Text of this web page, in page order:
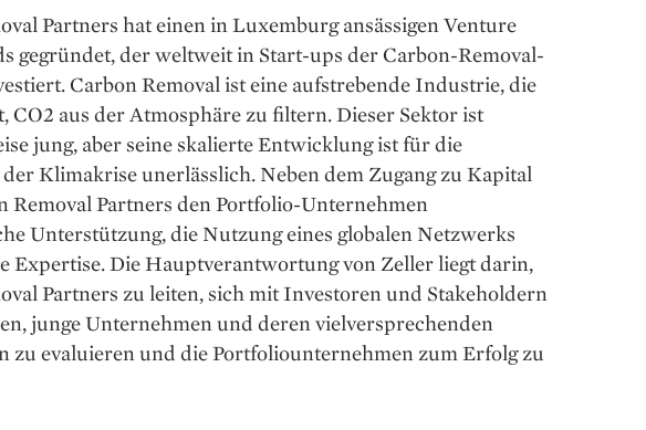
Partners hat einen in Luxemburg ansässigen Venture
gegründet, der weltweit in Start-ups der Carbon-Removal-
Carbon Removal ist eine aufstrebende Industrie, die
CO2 aus der Atmosphäre zu filtern. Dieser Sektor ist
jung, aber seine skalierte Entwicklung ist für die
Klimakrise unerlässlich. Neben dem Zugang zu Kapital
Removal Partners den Portfolio-Unternehmen
Unterstützung, die Nutzung eines globalen Netzwerks
Expertise. Die Hauptverantwortung von Zeller liegt darin,
Partners zu leiten, sich mit Investoren und Stakeholdern
junge Unternehmen und deren vielversprechenden
zu evaluieren und die Portfoliounternehmen zum Erfolg zu